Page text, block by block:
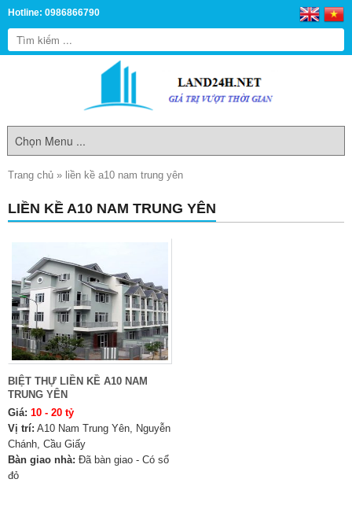
Hotline: 0986866790
Trang chủ » liền kề a10 nam trung yên
LIỀN KỀ A10 NAM TRUNG YÊN
BIỆT THỰ LIỀN KỀ A10 NAM
TRUNG YÊN
Giá: 10 - 20 tỷ
Vị trí: A10 Nam Trung Yên, Nguyễn
Chánh, Cầu Giấy
Bàn giao nhà: Đã bàn giao - Có sổ
đỏ